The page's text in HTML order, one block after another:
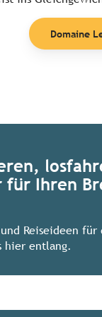
Domaine
für Ihren
Reiseideen für
hier entlang.